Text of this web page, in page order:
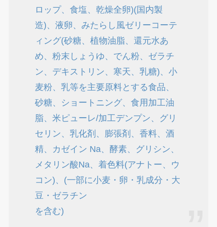
ロップ、食塩、乾燥全卵)(国内製
造)、液卵、みたらし風ゼリーコーテ
ィング(砂糖、植物油脂、還元水あ
め、粉末しょうゆ、でん粉、ゼラチ
ン、デキストリン、寒天、乳糖)、小
麦粉、乳等を主要原料とする食品、
砂糖、ショートニング、食用加工油
脂、米ピューレ/加工デンプン、グリ
セリン、乳化剤、膨張剤、香料、酒
精、カゼイン Na、酵素、グリシン、
メタリン酸Na、着色料(アナトー、ウ
コン)、(一部に小麦・卵・乳成分・大
豆・ゼラチン
を含む)